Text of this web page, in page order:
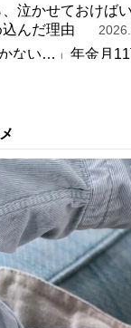
、泣かせておけ
んだ理由
かない…」年金月